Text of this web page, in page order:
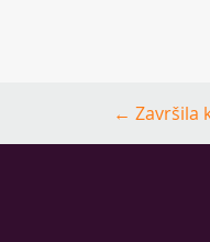
Post
navigation
← Završila